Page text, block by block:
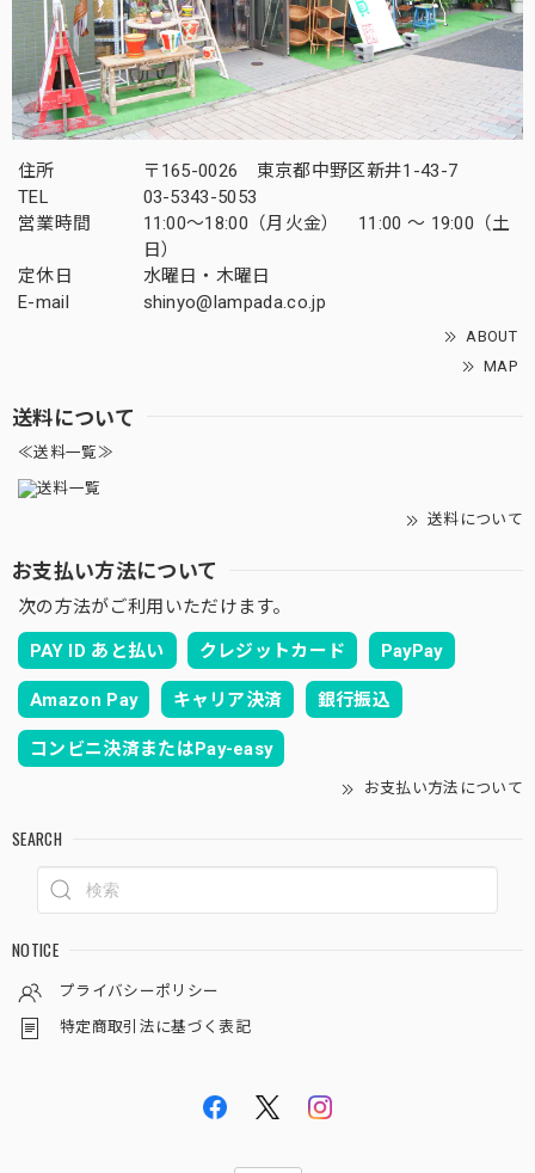
住所
〒165-0026 東京都中野区新井1-43-7
TEL
03-5343-5053
営業時間
11:00～18:00（月火金） 11:00 ～ 19:00（土
日）
定休日
水曜日・木曜日
E-mail
shinyo@lampada.co.jp
ABOUT
MAP
送料について
≪送料一覧≫
送料について
お支払い方法について
次の方法がご利用いただけます。
PAY ID あと払い クレジットカード PayPay
Amazon Pay キャリア決済 銀行振込
コンビニ決済またはPay-easy
お支払い方法について
SEARCH
NOTICE
プライバシーポリシー
特定商取引法に基づく表記